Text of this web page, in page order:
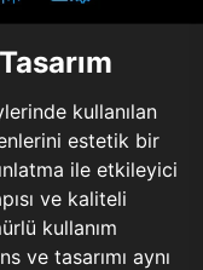
kullanılan
estetik bir
ile etkileyici
ve kaliteli
kullanım
ve tasarımı aynı